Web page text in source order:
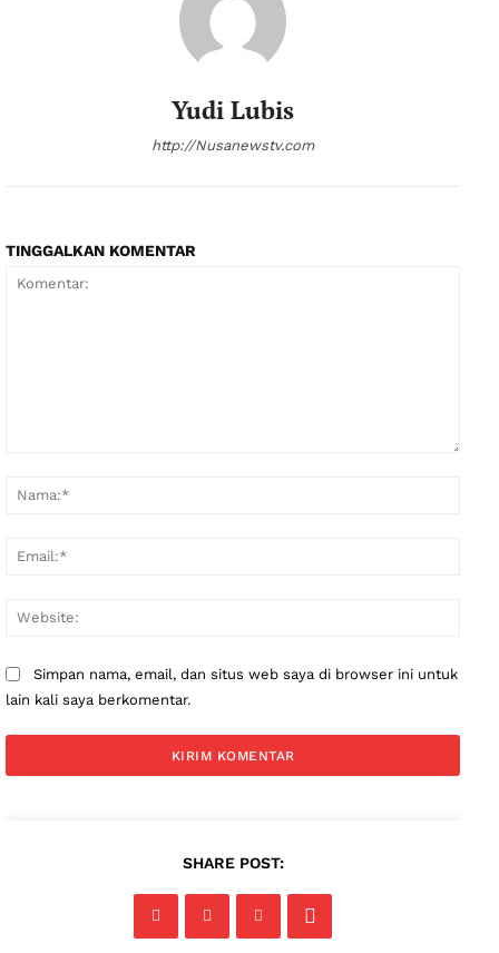
Yudi Lubis
http://Nusanewstv.com
TINGGALKAN KOMENTAR
Simpan nama, email, dan situs web saya di browser ini untuk
lain kali saya berkomentar.
SHARE POST: